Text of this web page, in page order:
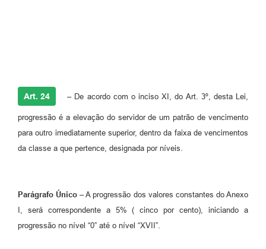
Art. 24 – De acordo com o inciso XI, do Art. 3º, desta Lei,
progressão é a elevação do servidor de um patrão de vencimento
para outro imediatamente superior, dentro da faixa de vencimentos
da classe a que pertence, designada por níveis.
Parágrafo Único – A progressão dos valores constantes do Anexo
I, será correspondente a 5% ( cinco por cento), iniciando a
progressão no nível “0” até o nível “XVII”.